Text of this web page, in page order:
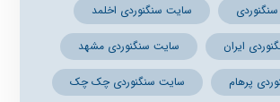
سایت سنگنوردی اخلمد
ایران سایت سنگنوردی مشهد
پرهام سایت سنگنوردی چک چک